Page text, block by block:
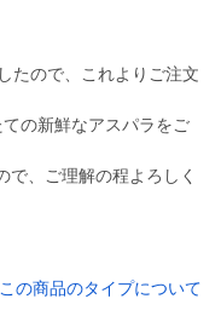
たので、これよりご注文
の新鮮なアスパラをご
で、ご理解の程よろしく
この商品のタイプについて